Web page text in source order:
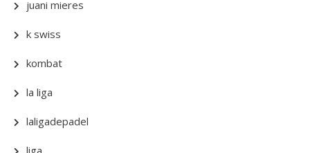
juani mieres
k swiss
kombat
la liga
laligadepadel
liga